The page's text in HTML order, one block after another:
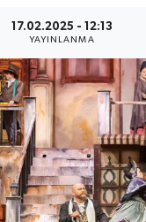
17.02.2025 - 12:13
YAYINLANMA
KANALV Spor
Kültür Sanat
Magazin